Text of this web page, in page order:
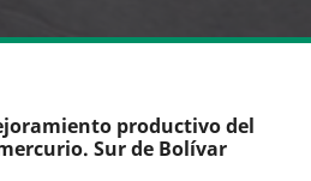
productivo del
Sur de Bolívar